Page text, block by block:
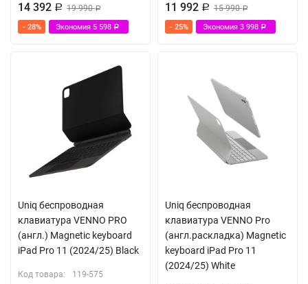
14 392 Р 19 990Р
- 28% Экономия 5 598 Р
11 992 Р 15 990Р
- 25% Экономия 3 998 Р
Uniq беспроводная
клавиатура VENNO PRO
(англ.) Magnetic keyboard
iPad Pro 11 (2024/25) Black
Код товара: 119-575
Uniq беспроводная
клавиатура VENNO Pro
(англ.раскладка) Magnetic
keyboard iPad Pro 11
(2024/25) White